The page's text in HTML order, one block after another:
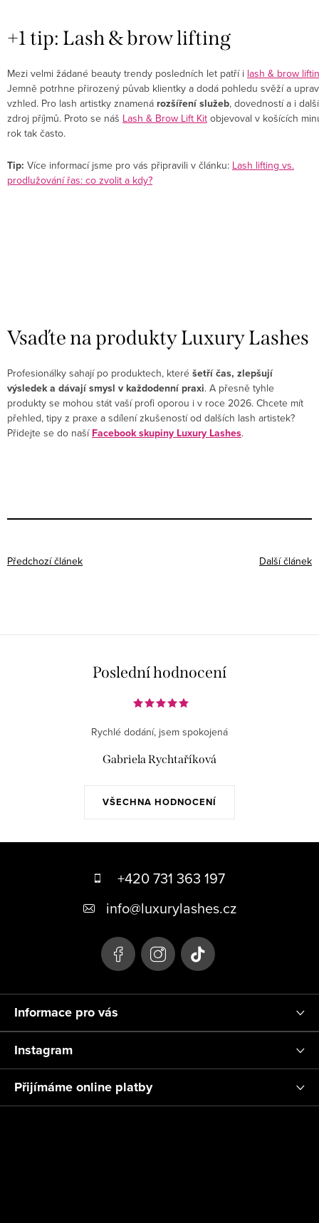
+1 tip: Lash & brow lifting
Mezi velmi žádané beauty trendy posledních let patří i lash & brow
Jemně potrhne přirozený půvab klientky a dodá pohledu svěží a
vzhled. Pro lash artistky znamená rozšíření služeb, dovedností a i další
zdroj příjmů. Proto se náš Lash & Brow Lift Kit objevoval v košících
rok tak často.
Tip: Více informací jsme pro vás připravili v článku: Lash lifting vs.
prodlužování řas: co zvolit a kdy?
Vsaďte na produkty Luxury Lashes
Profesionálky sahají po produktech, které šetří čas, zlepšují
výsledek a dávají smysl v každodenní praxi. A přesně tyhle
produkty se mohou stát vaší profi oporou i v roce 2026. Chcete mít
přehled, tipy z praxe a sdílení zkušeností od dalších lash artistek?
Přidejte se do naší Facebook skupiny Luxury Lashes.
Předchozí článek Další článek
Poslední hodnocení
VŠECHNA HODNOCENÍ
Rychlé dodání, jsem spokojená
Gabriela Rychtaříková
+420 731 363 197
info@luxurylashes.cz
Informace pro vás
Instagram
Přijímáme online platby